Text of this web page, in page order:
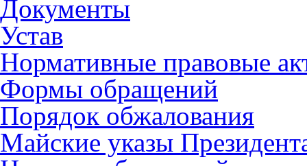
Документы
Устав
Нормативные правовые
Формы обращений
Порядок обжалования
Майские указы